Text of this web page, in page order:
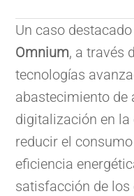
Un caso
Omnium, a través
tecnologías
abastecimiento de
digitalización en
reducir el
eficiencia
satisfacción de